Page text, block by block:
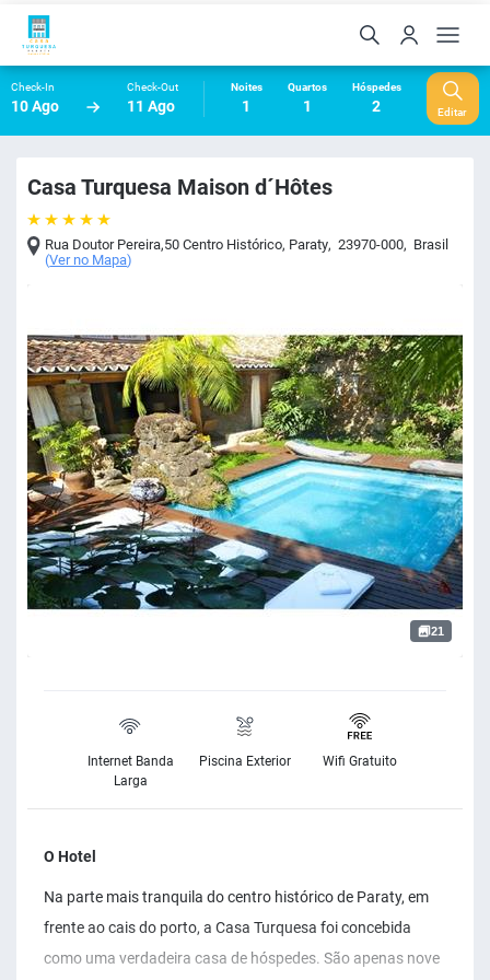
Check-In
10 Ago
Check-Out
11 Ago
Noites
1
Quartos
1
Hóspedes
2 Editar
Casa Turquesa Maison d´Hôtes
Rua Doutor Pereira,50 Centro Histórico, Paraty, 23970-000, Brasil
(Ver no Mapa)
21
Internet Banda
Larga
Piscina Exterior Wifi Gratuito
O Hotel
Na parte mais tranquila do centro histórico de Paraty, em
frente ao cais do porto, a Casa Turquesa foi concebida
como uma verdadeira casa de hóspedes. São apenas nove